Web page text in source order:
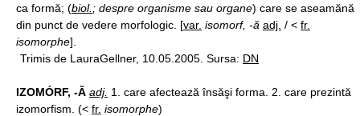
ca formă; (biol. ; despre organisme sau organe) care se aseamănă
din punct de vedere morfologic. [var. isomorf, -ă adj. / < fr.
isomorphe].
Trimis de LauraGellner, 10.05.2005. Sursa: DN
IZOMÓRF, -Ă adj. 1. care afectează însăşi forma. 2. care prezintă
izomorfism. (< fr. isomorphe)